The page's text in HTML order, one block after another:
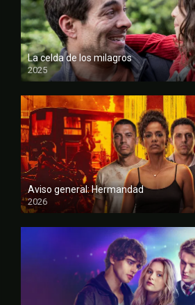
La celda de los milagros
2025
FULL HD
Aviso general: Hermandad
2026
FULL HD